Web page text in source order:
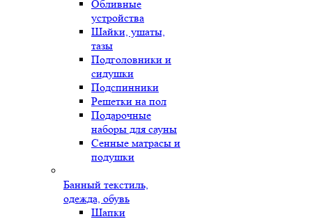
Обливные
устройства
Шайки, ушаты,
тазы
Подголовники и
сидушки
Подспинники
Решетки на пол
Подарочные
наборы для сауны
Сенные матрасы и
подушки
Банный текстиль,
одежда, обувь
Шапки